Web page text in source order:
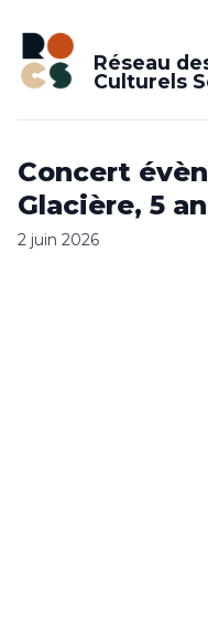
Réseau
Culturels
Concert
Glacière, 5
2 juin 2026